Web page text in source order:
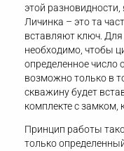
этой разновидности,
Личинка – это та
вставляют ключ. Для
необходимо, чтобы
определенное число
возможно только в
скважину будет
комплекте с замком,
Принцип работы
только